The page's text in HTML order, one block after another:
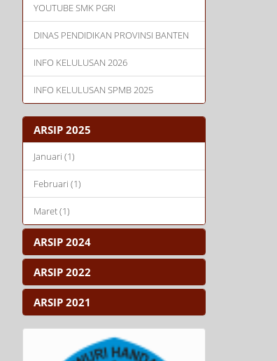
YOUTUBE SMK PGRI
DINAS PENDIDIKAN PROVINSI BANTEN
INFO KELULUSAN 2026
INFO KELULUSAN SPMB 2025
ARSIP 2025
Januari (1)
Februari (1)
Maret (1)
ARSIP 2024
ARSIP 2022
ARSIP 2021